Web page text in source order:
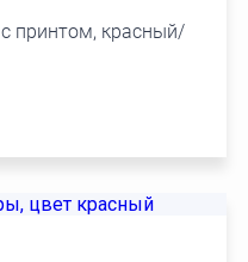
принтом, красный/